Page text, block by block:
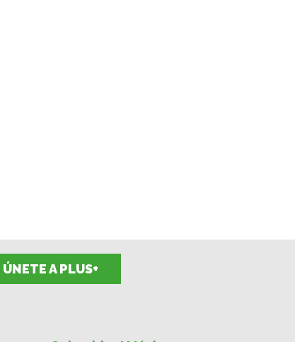
ÚNETE A PLUS+